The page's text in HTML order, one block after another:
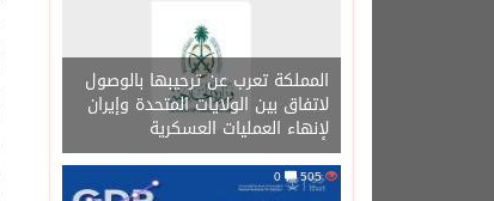
المملكة تعرب عن ترحيبها بالوصول
لاتفاق بين الولايات المتحدة وإيران
لإنهاء العمليات العسكرية
505